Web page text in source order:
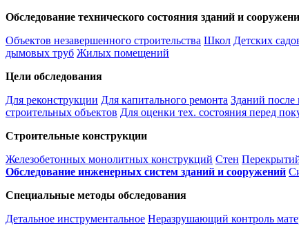
Обследование технического состояния зданий и
Объектов незавершенного строительства Школ Детских
дымовых труб Жилых помещений
Цели обследования
Для реконструкции Для капитального ремонта Зданий после
строительных объектов Для оценки тех. состояния перед
Строительные конструкции
Железобетонных монолитных конструкций Стен
Обследование инженерных систем зданий и сооружений
Специальные методы обследования
Детальное инструментальное Неразрушающий контроль